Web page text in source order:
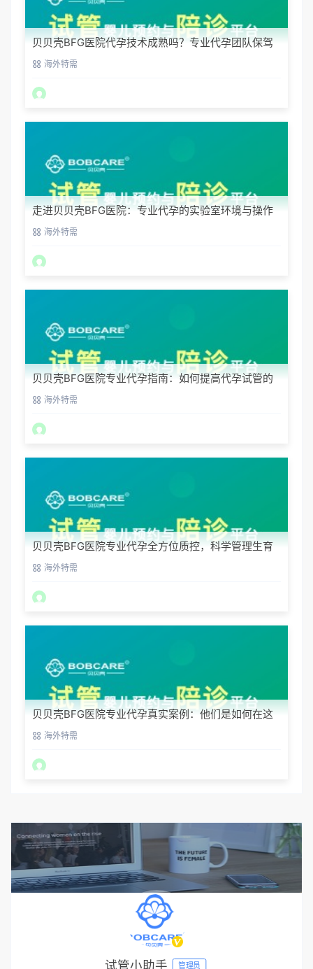
贝贝壳BFG医院代孕技术成熟吗？专业代孕团队保驾
护航海外特需
走进贝贝壳BFG医院：专业代孕的实验室环境与操作
流程海外特需
贝贝壳BFG医院专业代孕指南：如何提高代孕试管的
成功率？
海外特需
贝贝壳BFG医院专业代孕全方位质控，科学管理生育
每一步
海外特需
贝贝壳BFG医院专业代孕真实案例：他们是如何在这
里圆梦的
海外特需
试管小助手 管理员